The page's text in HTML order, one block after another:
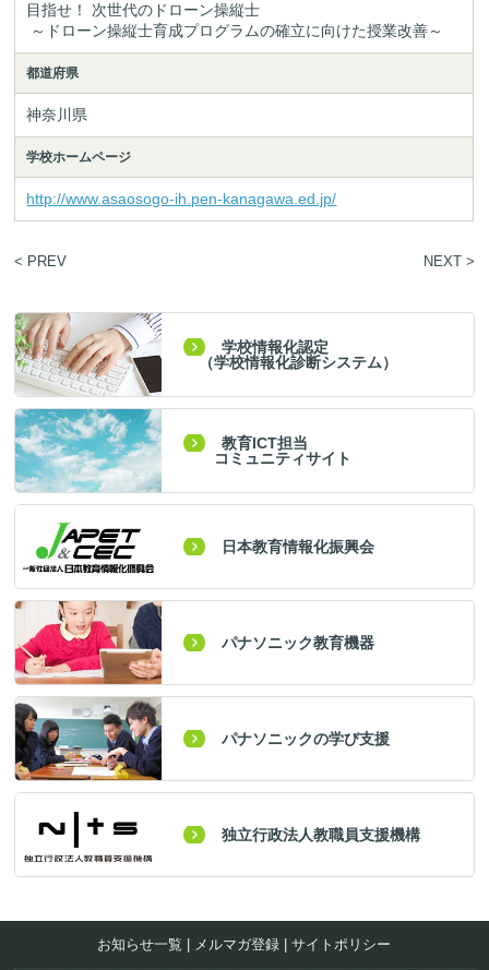
目指せ！ 次世代のドローン操縦士
～ドローン操縦士育成プログラムの確立に向けた授業改善～
都道府県
神奈川県
学校ホームページ
http://www.asaosogo-ih.pen-kanagawa.ed.jp/
< PREV NEXT >
学校情報化認定
（学校情報化診断システム）
教育ICT担当
コミュニティサイト
日本教育情報化振興会
パナソニック教育機器
パナソニックの学び支援
独立行政法人教職員支援機構
お知らせ一覧 メルマガ登録 |サイトポリシー